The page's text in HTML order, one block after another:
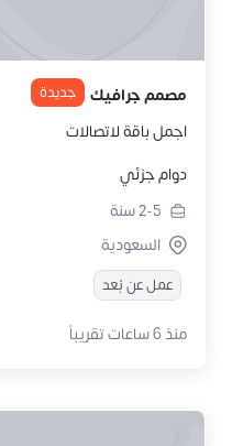
مصمم جرافيك جديدة
اجمل باقة لاتصالات
دوام جزئي
2-5سنة
السعودية
عمل عن بُعد
منذ 6 ساعات تقريباً